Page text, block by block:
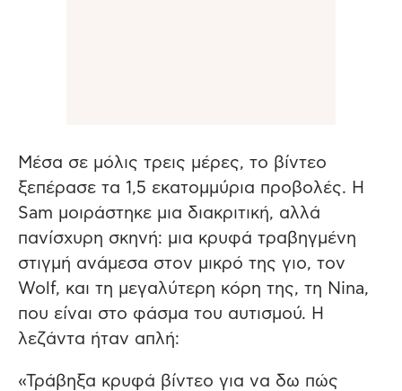
Μέσα σε μόλις τρεις μέρες, το βίντεο
ξεπέρασε τα 1,5 εκατομμύρια προβολές. Η
Sam μοιράστηκε μια διακριτική, αλλά
πανίσχυρη σκηνή: μια κρυφά τραβηγμένη
στιγμή ανάμεσα στον μικρό της γιο, τον
Wolf, και τη μεγαλύτερη κόρη της, τη Nina,
που είναι στο φάσμα του αυτισμού. Η
λεζάντα ήταν απλή:
«Τράβηξα κρυφά βίντεο για να δω πώς